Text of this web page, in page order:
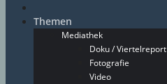
Themen
Mediathek
Doku / Viertelreport
Fotografie
Video